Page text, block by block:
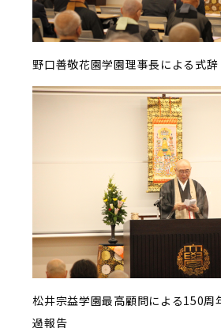
野口善敬花園学園理事長による式辞
松井宗益学園最高顧問による150周
過報告